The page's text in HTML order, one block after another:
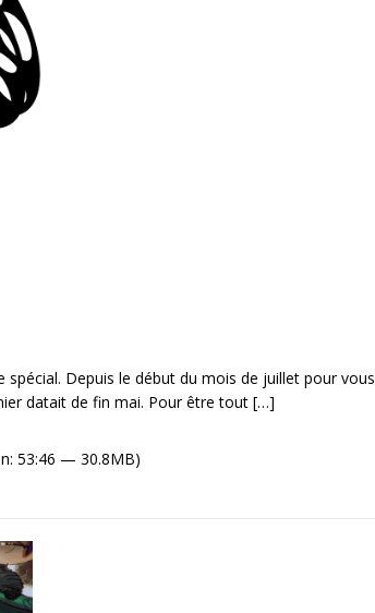
spécial. Depuis le début du mois de juillet pour vous
datait de fin mai. Pour être tout […]
53:46 — 30.8MB)